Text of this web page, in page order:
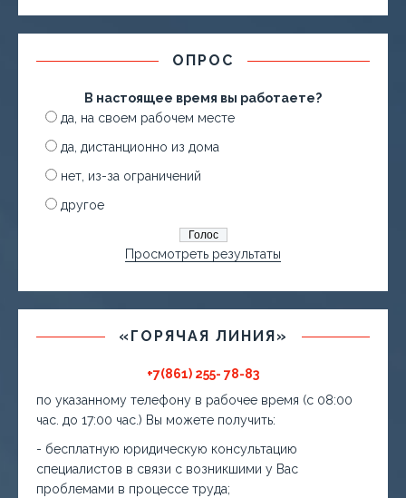
ОПРОС
В настоящее время вы работаете?
да, на своем рабочем месте
да, дистанционно из дома
нет, из-за ограничений
другое
Просмотреть результаты
«ГОРЯЧАЯ ЛИНИЯ»
+7(861) 255- 78-83
по указанному телефону в рабочее время (с 08:00
час. до 17:00 час.) Вы можете получить:
- бесплатную юридическую консультацию
специалистов в связи с возникшими у Вас
проблемами в процессе труда;